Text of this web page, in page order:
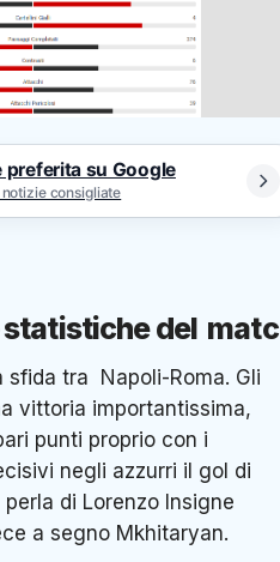
su Google
consigliate
statistiche del
sfida tra Napoli-Roma. Gli
vittoria importantissima,
punti proprio con i
negli azzurri il gol di
di Lorenzo Insigne
a segno Mkhitaryan.